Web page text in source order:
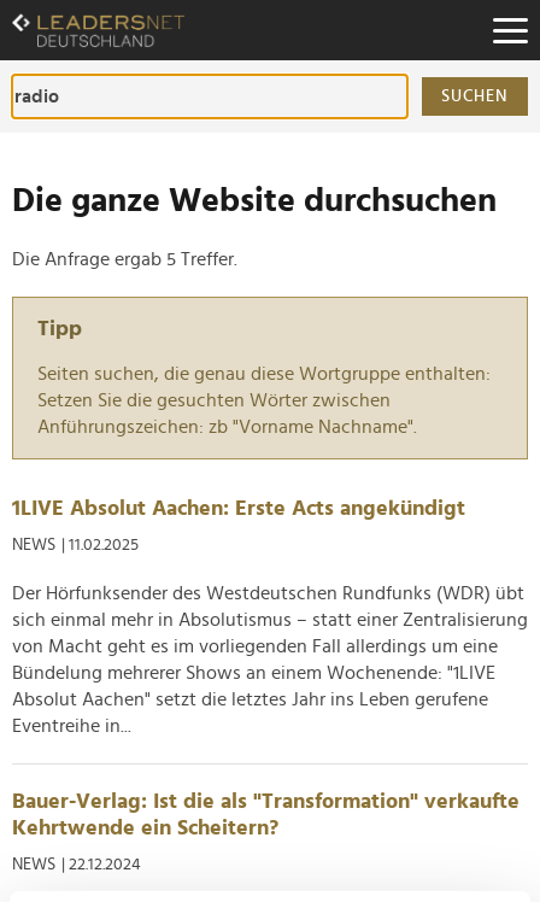
Zum
Inhalt
Zur
Fußzeilen-
Navigation
SUCHEN
Die ganze Website durchsuchen
Die Anfrage ergab 5 Treffer.
Tipp
Seiten suchen, die genau diese Wortgruppe enthalten:
Setzen Sie die gesuchten Wörter zwischen
Anführungszeichen: zb "Vorname Nachname".
1LIVE Absolut Aachen: Erste Acts angekündigt
NEWS | 11.02.2025
Der Hörfunksender des Westdeutschen Rundfunks (WDR) übt
sich einmal mehr in Absolutismus – statt einer Zentralisierung
von Macht geht es im vorliegenden Fall allerdings um eine
Bündelung mehrerer Shows an einem Wochenende: "1LIVE
Absolut Aachen" setzt die letztes Jahr ins Leben gerufene
Eventreihe in...
Bauer-Verlag: Ist die als "Transformation" verkaufte
Kehrtwende ein Scheitern?
NEWS | 22.12.2024